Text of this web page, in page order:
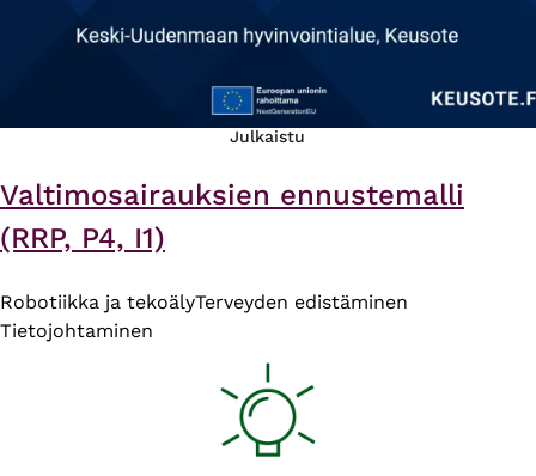
Julkaistu
Valtimosairauksien ennustemalli
(RRP, P4, I1)
Robotiikka ja tekoälyTerveyden edistäminen
Tietojohtaminen